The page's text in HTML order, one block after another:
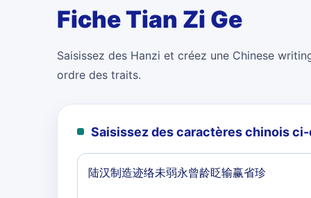
Fiche Tian Zi Ge
Saisissez des Hanzi et créez une Chinese
ordre des traits.
Saisissez des caractères chinois